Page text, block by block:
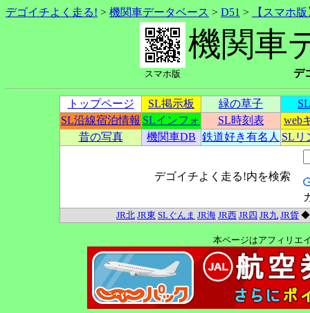
デゴイチよく走る! > 機関車データベース > D51 > 【スマホ
スマホ版
機関車
デ
トップページ SL掲示板 緑の草子
SL沿線宿泊情報 SLインフォ SL時刻表
web
昔の写真
機関車DB 鉄道好き有名人 SLリ
デゴイチよく走る!内を検索
JR北 JR東 SLぐんま JR海 JR西 JR四 JR九 JR貨
本ページはアフィリエ